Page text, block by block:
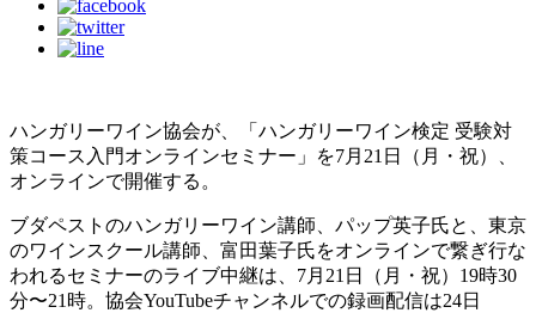
ハンガリーワイン協会が、「ハンガリーワイン検定 受験対
策コース入門オンラインセミナー」を7月21日（月・祝）、
オンラインで開催する。
ブダペストのハンガリーワイン講師、パップ英子氏と、東京
のワインスクール講師、富田葉子氏をオンラインで繋ぎ行な
われるセミナーのライブ中継は、7月21日（月・祝）19時30
分〜21時。協会YouTubeチャンネルでの録画配信は24日